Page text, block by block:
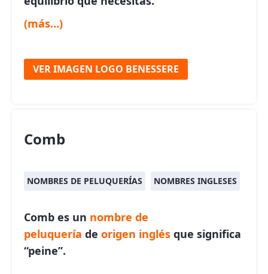
(más…)
VER IMAGEN LOGO BENESSERE
Comb
NOMBRES DE PELUQUERÍAS NOMBRES INGLESES
Comb es un nombre de
peluquería de origen inglés que significa
“peine”.